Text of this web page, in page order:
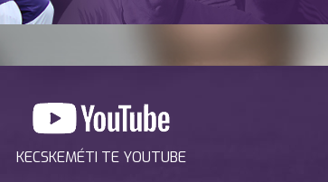
KECSKEMÉTI TE YOUTUBE